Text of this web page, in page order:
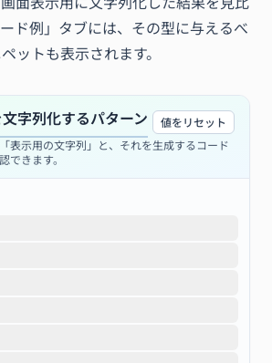
ド例」タブには、その型に与えるべ
ットも表示されます。
字列化するパターン
値をリセット
表示用の文字列」と、それを生成するコード
できます。